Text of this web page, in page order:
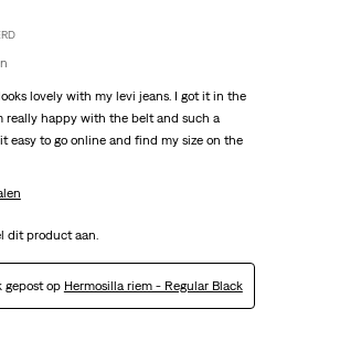
lovely with my levi jeans. I got it in the
really happy with the belt and such a
easy to go online and find my size on the
dit product aan.
gepost op Hermosilla riem - Regular Black